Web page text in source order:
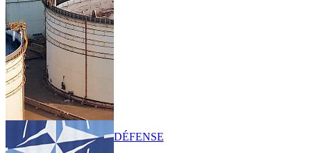
DÉFENSE